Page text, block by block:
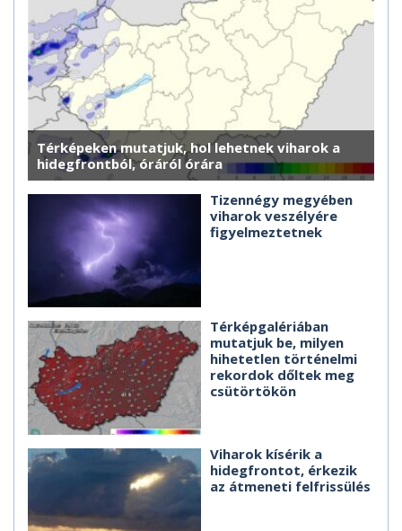
Térképeken mutatjuk, hol lehetnek viharok a
hidegfrontból, óráról órára
Tizennégy megyében
viharok veszélyére
figyelmeztetnek
Térképgalériában
mutatjuk be, milyen
hihetetlen történelmi
rekordok dőltek meg
csütörtökön
Viharok kísérik a
hidegfrontot, érkezik
az átmeneti felfrissülés